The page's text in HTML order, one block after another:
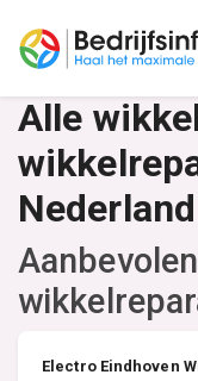
Alle
Nederland
Electro Eindhoven